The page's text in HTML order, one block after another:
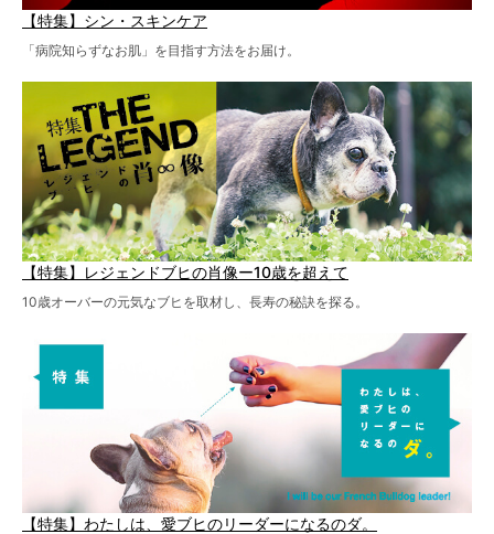
【特集】シン・スキンケア
「病院知らずなお肌」を目指す方法をお届け。
【特集】レジェンドブヒの肖像ー10歳を超えて
10歳オーバーの元気なブヒを取材し、長寿の秘訣を探る。
【特集】わたしは、愛ブヒのリーダーになるのダ。